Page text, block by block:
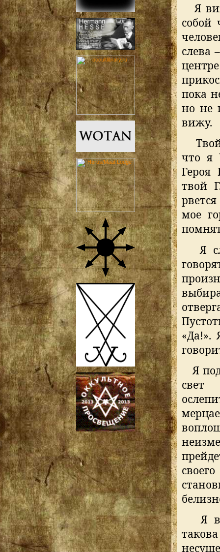
Я
собой
слева
пока
но не
вижу.
что я
Героя
твой
мое
Я
«Да!».
Я
свет
Я